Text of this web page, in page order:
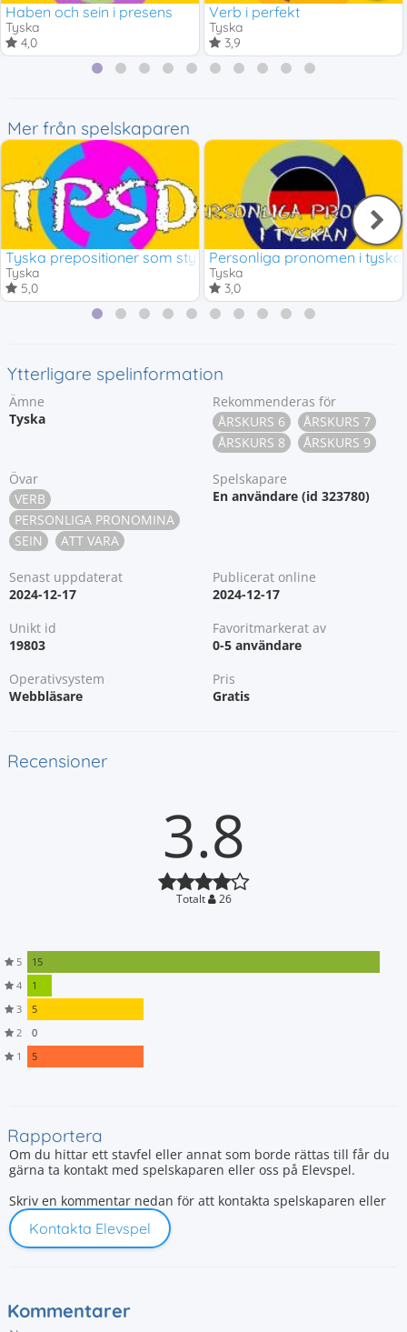
Haben och sein i presens
Tyska
4,0
Verb i perfekt
Tyska
3,9
Mer från spelskaparen
Tyska prepositioner som styr dativ
Tyska
5,0
Personliga pronomen i
Tyska
3,0
Ytterligare spelinformation
Ämne
Tyska
Rekommenderas för
ÅRSKURS 6
ÅRSKURS 7
ÅRSKURS 8
ÅRSKURS 9
Övar
VERB
PERSONLIGA PRONOMINA
SEIN
ATT VARA
Spelskapare
En användare (id 323780)
Senast uppdaterat
2024-12-17
Publicerat online
2024-12-17
Unikt id
19803
Favoritmarkerat av
0-5 användare
Operativsystem
Webbläsare
Pris
Gratis
Recensioner
3.8
Totalt 26
5
15
4
1
3
5
2
0
1
5
Rapportera
Om du hittar ett stavfel eller annat som borde rättas till får du
gärna ta kontakt med spelskaparen eller oss på Elevspel.
Skriv en kommentar nedan för att kontakta spelskaparen eller
Kontakta Elevspel
Kommentarer